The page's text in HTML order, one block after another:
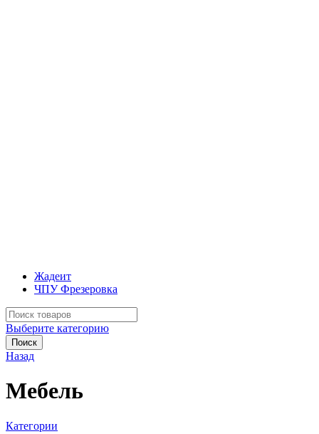
Жадеит
ЧПУ Фрезеровка
Искать:
Выберите категорию
Поиск
Назад
Мебель
Категории